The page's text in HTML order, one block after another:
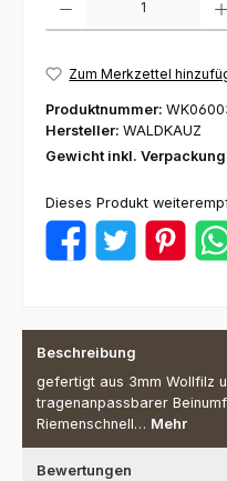
Zum Merkzettel
Produktnummer:
Hersteller: WALDKAUZ
Gewicht inkl.
Dieses Produkt
Beschreibung
gefertigt aus 3mm Wollfilz
tragenanpassbarer
Riemenschnell… Mehr
Bewertungen